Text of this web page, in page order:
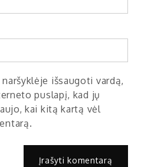
išsaugoti vardą,
puslapį, kad jų
kai kitą kartą vėl